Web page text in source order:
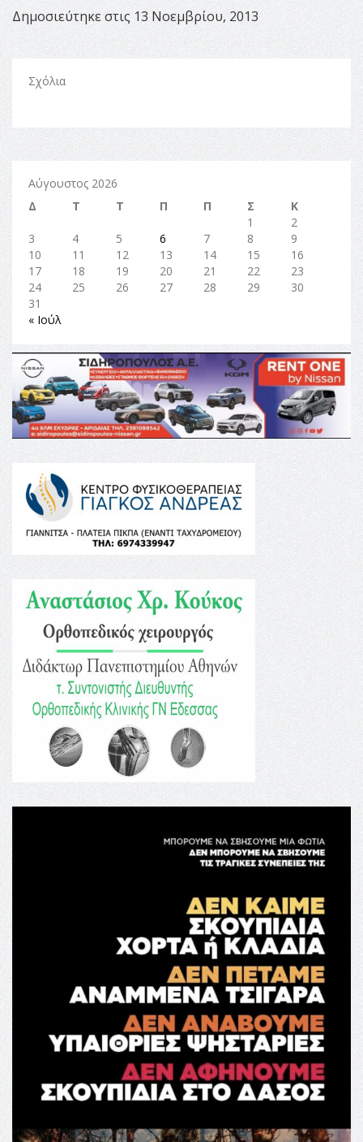
Δημοσιεύτηκε στις 13 Νοεμβρίου, 2013
Σχόλια
Αύγουστος 2026
Δ
Τ Τ Π Π Σ
Κ
1
2
3
4 5 6 7 8
9
10
11 12 13 14 15
16
17
18 19 20 21 22
23
24
25 26 27 28 29
30
31
« Ιούλ